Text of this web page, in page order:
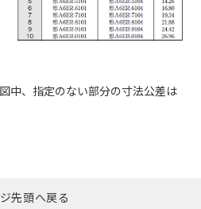
中、指定のない部分の寸法公差は
先頭へ戻る